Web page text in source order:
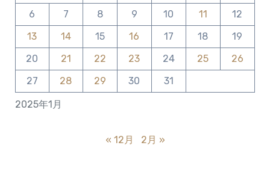
2025年1月
6
7 8 9 10 11
12
13
14 15 16 17 18
19
20
21 22 23 24 25
26
27
28 29 30 31
« 12月 2月 »